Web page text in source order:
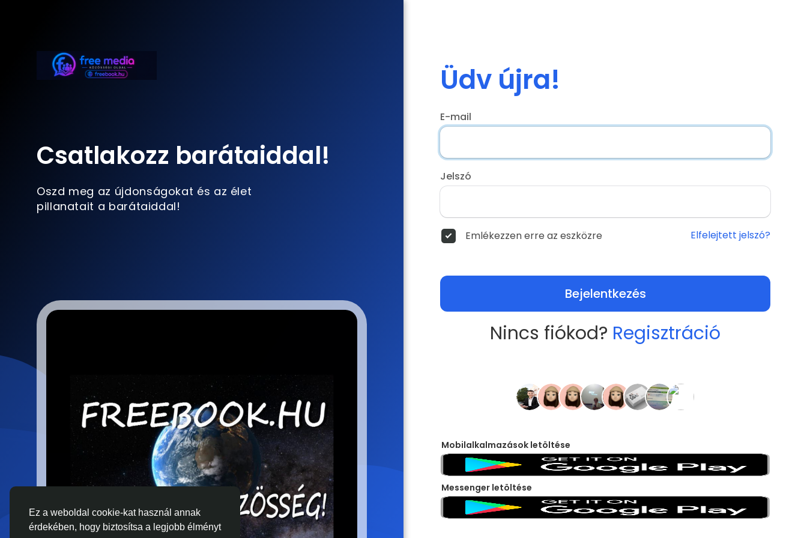
Ez a weboldal cookie-kat használ annak
érdekében, hogy biztosítsa a legjobb élményt
Csatlakozz barátaiddal!
Oszd meg az újdonságokat és az élet
pillanatait a barátaiddal!
Üdv újra!
E-mail
Jelszó
Emlékezzen erre az eszközre Elfelejtett jelszó?
Bejelentkezés
Nincs fiókod? Regisztráció
Mobilalkalmazások letöltése
Messenger letöltése